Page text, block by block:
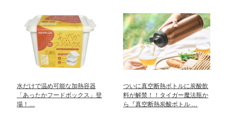
水だけで温め可能な加熱容器
「あったかフードボックス」登
場！…
ついに真空断熱ボトルに炭酸飲
料が解禁！！タイガー魔法瓶か
ら『真空断熱炭酸ボトル …